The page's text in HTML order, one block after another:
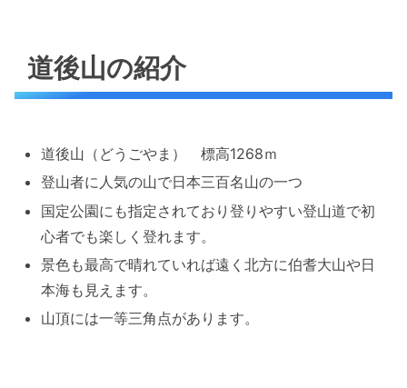
道後山の紹介
道後山（どうごやま） 標高1268ｍ
登山者に人気の山で日本三百名山の一つ
国定公園にも指定されており登りやすい登山道で初
心者でも楽しく登れます。
景色も最高で晴れていれば遠く北方に伯耆大山や日
本海も見えます。
山頂には一等三角点があります。